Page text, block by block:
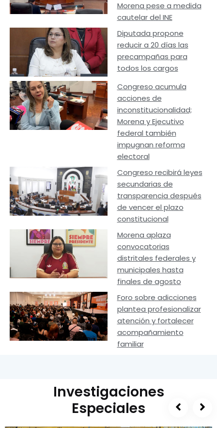
Morena pese a medida
cautelar del INE
Diputada propone
reducir a 20 días las
precampañas para
todos los cargos
Congreso acumula
acciones de
inconstitucionalidad;
Morena y Ejecutivo
federal también
impugnan reforma
electoral
Congreso recibirá leyes
secundarias de
transparencia después
de vencer el plazo
constitucional
Morena aplaza
convocatorias
distritales federales y
municipales hasta
finales de agosto
Foro sobre adicciones
plantea profesionalizar
atención y fortalecer
acompañamiento
familiar
Investigaciones
Especiales